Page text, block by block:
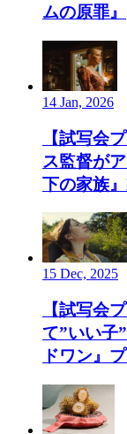
ムの原罪』
14 Jan, 2026
【試写会
ス監督が
下の家族
15 Dec, 2025
【試写会
て”いい子
ドワン』